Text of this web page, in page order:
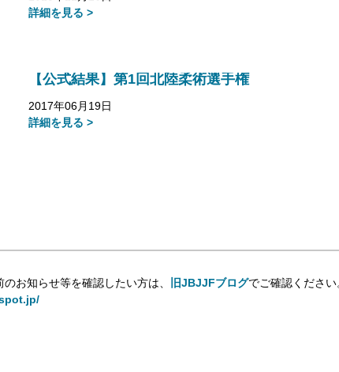
詳細を見る >
【公式結果】第1回北陸柔術選手権
2017年06月19日
詳細を見る >
お知らせ等を確認したい方は、 旧JBJJFブログでご確認ください